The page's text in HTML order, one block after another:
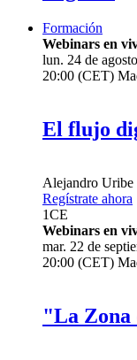
Formación
Webinars en
lun. 24 de
20:00 (CET)
El flujo
Alejandro Uribe
Regístrate ahora
1CE
Webinars en
mar. 22 de
20:00 (CET)
"La Zona